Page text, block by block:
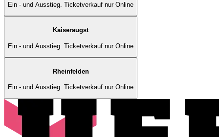
Ein - und Ausstieg. Ticketverkauf nur Online
Kaiseraugst
Ein - und Ausstieg. Ticketverkauf nur Online
Rheinfelden
Ein - und Ausstieg. Ticketverkauf nur Online